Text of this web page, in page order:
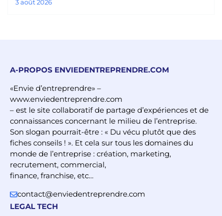
3 août 2026
A-PROPOS ENVIEDENTREPRENDRE.COM
«Envie d’entreprendre» –
www.enviedentreprendre.com
– est le site collaboratif de partage d’expériences et de
connaissances concernant le milieu de l’entreprise.
Son slogan pourrait-être : « Du vécu plutôt que des
fiches conseils ! ». Et cela sur tous les domaines du
monde de l’entreprise : création, marketing,
recrutement, commercial,
finance, franchise, etc…
contact@enviedentreprendre.com
LEGAL TECH